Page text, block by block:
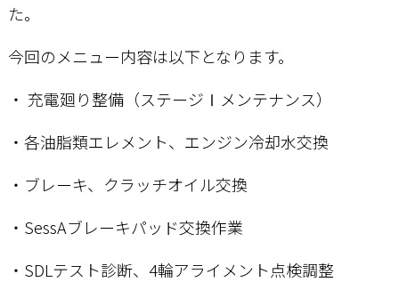
た。
今回のメニュー内容は以下となります。
・ 充電廻り整備（ステージⅠメンテナンス）
・各油脂類エレメント、エンジン冷却水交換
・ブレーキ、クラッチオイル交換
・SessAブレーキパッド交換作業
・SDLテスト診断、4輪アライメント点検調整